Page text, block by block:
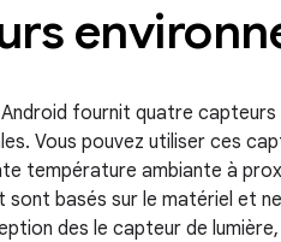
fournit quatre
Vous pouvez utiliser ces
température ambiante à
sont basés sur le matériel et
des le capteur de